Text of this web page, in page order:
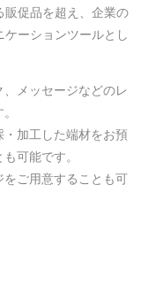
販促品を超え、企業の
ーションツールとし
メッセージなどのレ
加工した端材をお預
可能です。
をご用意することも可